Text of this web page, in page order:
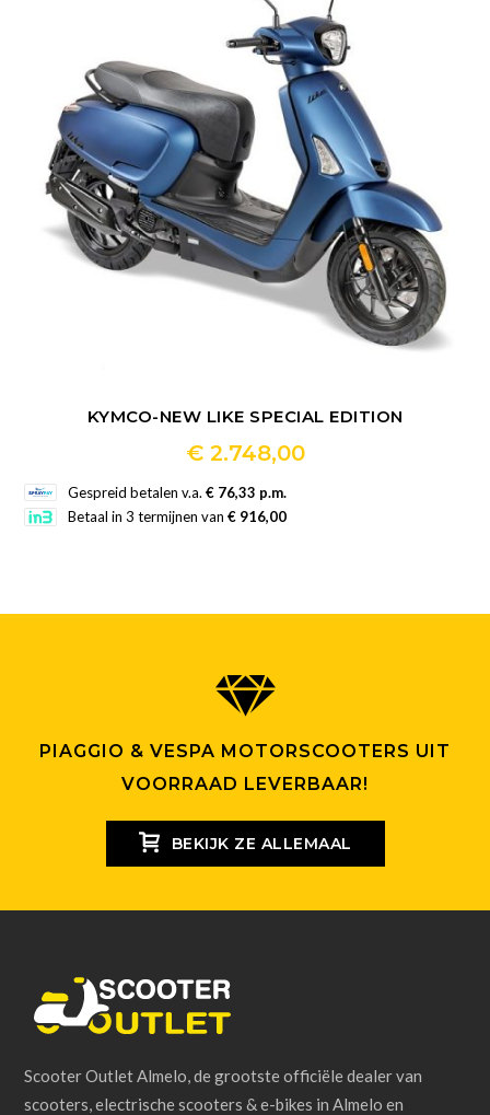
optie
kan
gekozen
worden
op
de
productpagina
KYMCO-NEW LIKE SPECIAL EDITION
€2.748,00
Dit
product
kan
gekozen
worden
productpagina
Gespreid betalen v.a.€ 76,33 p.m.
Betaal in 3 termijnen van€ 916,00
PIAGGIO & VESPA MOTORSCOOTERS UIT
VOORRAAD LEVERBAAR!
BEKIJK ZE ALLEMAAL
Scooter Outlet Almelo, de grootste officiële dealer van
scooters, electrische scooters & e-bikes in Almelo en